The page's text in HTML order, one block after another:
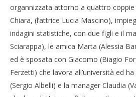
L’imperfezione genitoriale in
05/05/2013
Redazione
organnizzata attorno a quattro coppie
Chiara, (l’attrice Lucia Mascino),
indagini statistiche, con due figli e il
Sciarappa), le amica Marta (Alessia
ed è sposata con Giacomo (Biagio
Ferzetti) che lavora all’università ed
(Sergio Albelli) e la manager Claudia